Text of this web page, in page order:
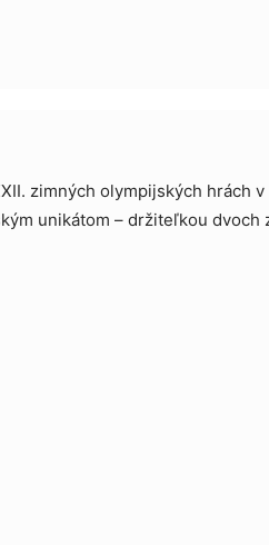
zimných olympijských hrách
unikátom – držiteľkou